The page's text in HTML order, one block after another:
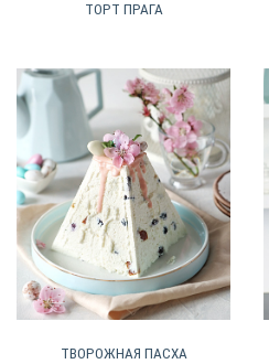
ТОРТ ПРАГА
ТВОРОЖНАЯ ПАСХА